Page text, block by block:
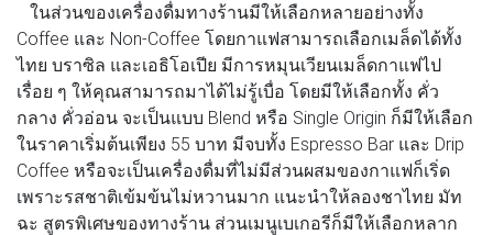
ในส่วนของเครื่องดื่มทางร้านมีให้เลือกหลายอย่างทั้ง
Coffee และ Non-Coffee โดยกาแฟสามารถเลือกเมล็ดได้ทั้ง
ไทย บราซิล และเอธิโอเปีย มีการหมุนเวียนเมล็ดกาแฟไป
เรื่อย ๆ ให้คุณสามารถมาได้ไม่รู้เบื่อ โดยมีให้เลือกทั้ง คั่ว
กลาง คั่วอ่อน จะเป็นแบบ Blend หรือ Single Origin ก็มีให้เลือก
ในราคาเริ่มต้นเพียง 55 บาท มีจบทั้ง Espresso Bar และ Drip
Coffee หรือจะเป็นเครื่องดื่มที่ไม่มีส่วนผสมของกาแฟก็เริ่ด
เพราะรสชาติเข้มข้นไม่หวานมาก แนะนำให้ลองชาไทย มัท
ฉะ สูตรพิเศษของทางร้าน ส่วนเมนูเบเกอรีก็มีให้เลือกหลาก